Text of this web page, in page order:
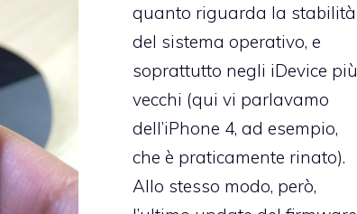
quanto riguarda la stabilità
del sistema operativo, e
soprattutto negli iDevice più
vecchi (qui vi parlavamo
dell’iPhone 4, ad esempio,
che è praticamente rinato).
Allo stesso modo, però,